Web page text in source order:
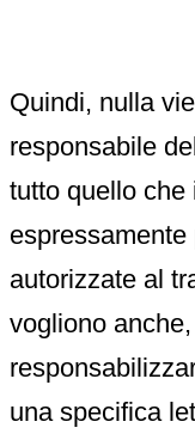
Quindi, nulla
responsabile
tutto quello che
autorizzate al
vogliono
una specifica